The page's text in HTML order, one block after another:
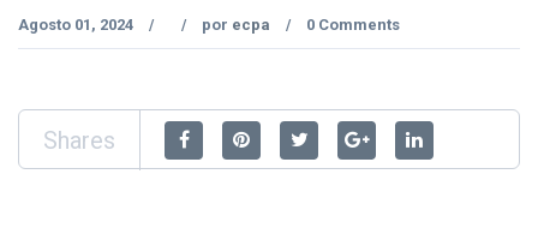
Agosto 01, 2024 / / por ecpa / 0 Comments
Shares